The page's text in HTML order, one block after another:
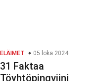
ELÄIMET 05 loka 2024
31 Faktaa
Töyhtöpingviini